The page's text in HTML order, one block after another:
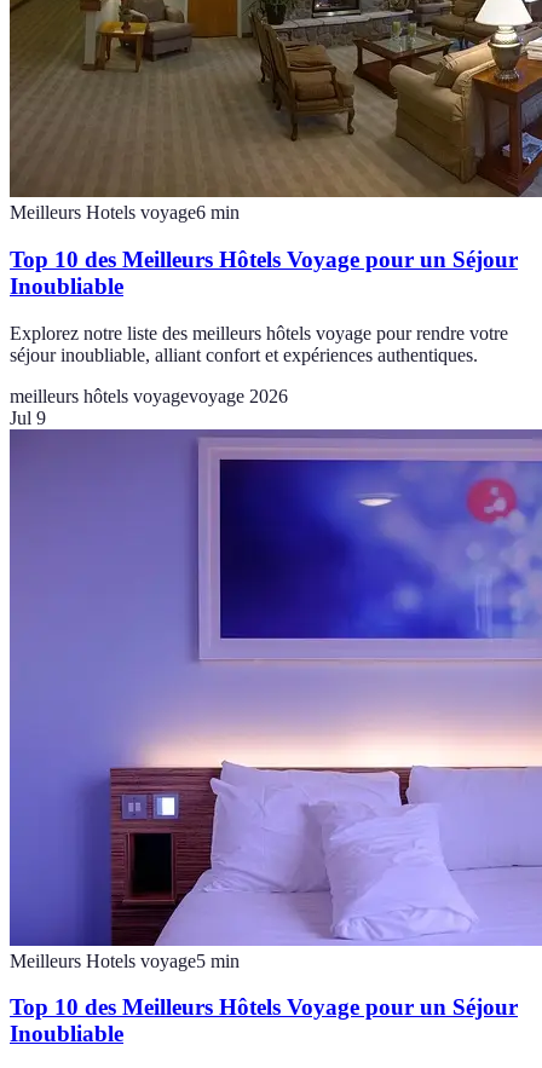
Meilleurs Hotels voyage6 min
Top 10 des Meilleurs Hôtels Voyage pour un Séjour
Inoubliable
Explorez notre liste des meilleurs hôtels voyage pour rendre votre
séjour inoubliable, alliant confort et expériences authentiques.
meilleurs hôtels voyagevoyage 2026
Jul 9
Meilleurs Hotels voyage5 min
Top 10 des Meilleurs Hôtels Voyage pour un Séjour
Inoubliable